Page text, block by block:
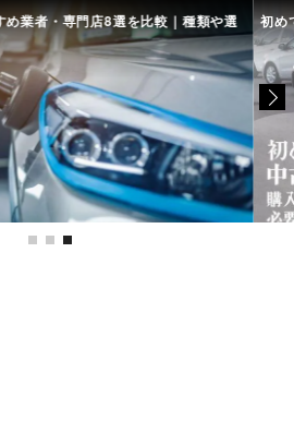
業者・専門店8選を比較｜種類や選 初め